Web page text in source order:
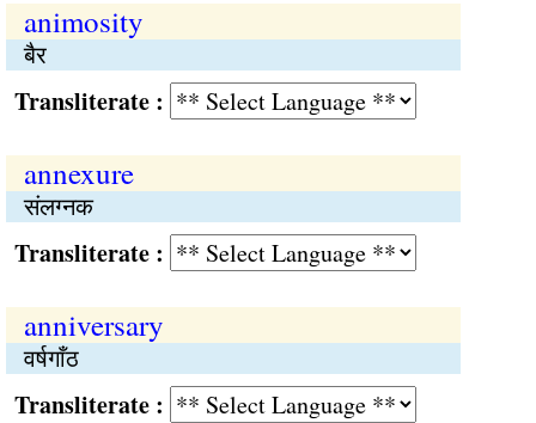
animosity
बैर
:
annexure
संलग्नक
:
anniversary
वर्षगाँठ
: